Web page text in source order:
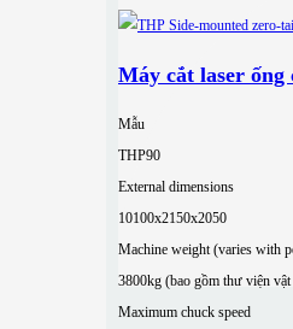
Máy cắt laser
Mẫu
THP90
External dimensions
10100x2150x2050
Machine weight (varies with
3800kg (bao gồm thư viện
Maximum chuck speed